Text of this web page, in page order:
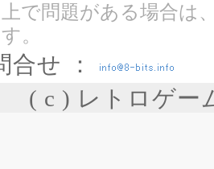
で問題がある場合は
。
合せ ：
( c ) レトロゲー